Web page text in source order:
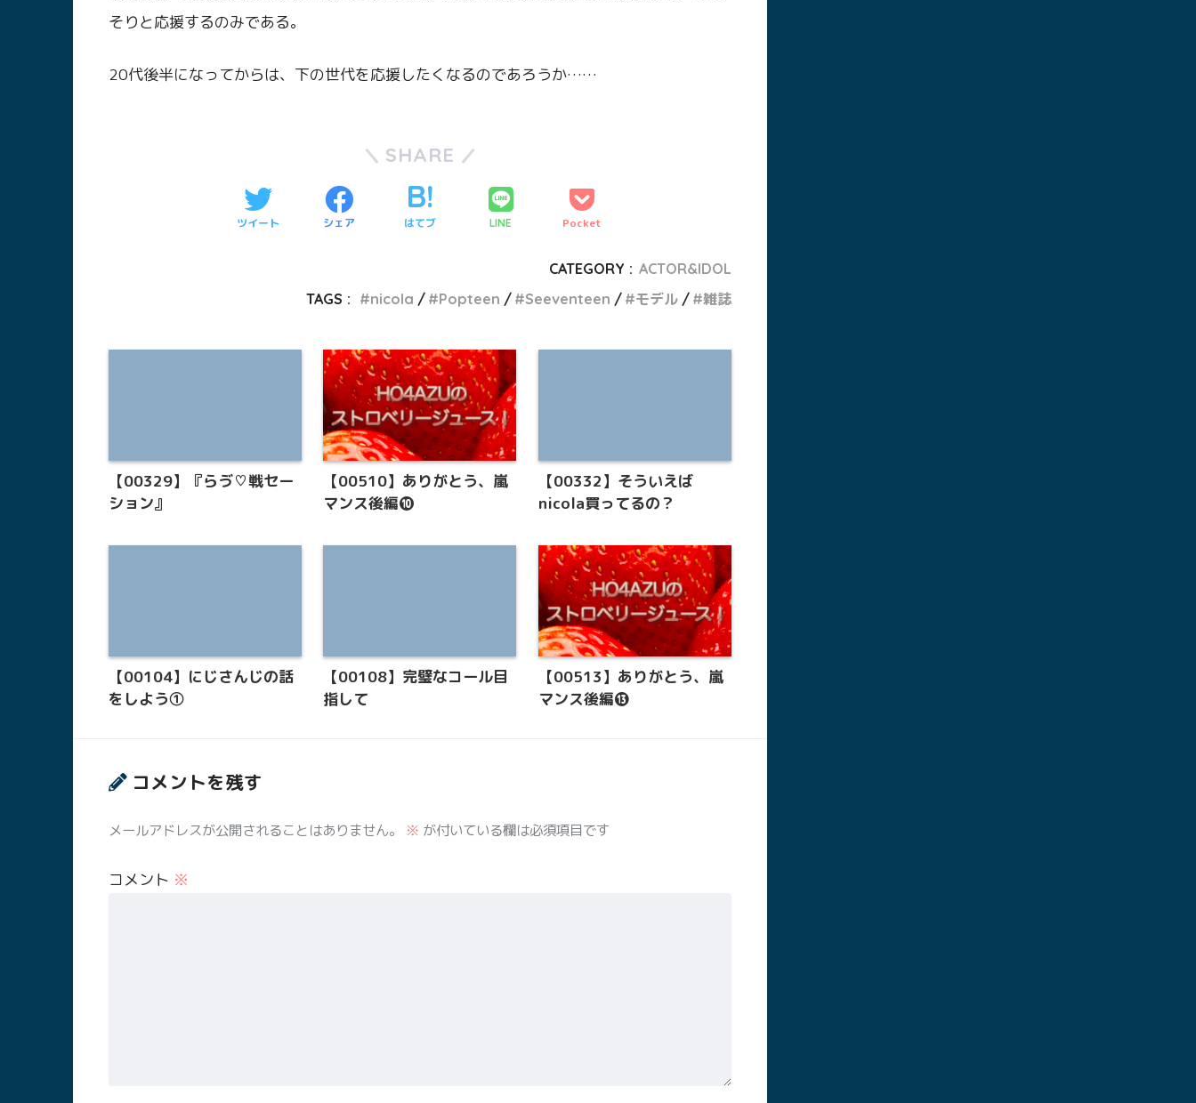
そりと応援するのみである。
20代後半になってからは、下の世代を応援したくなるのであろうか……
SHARE
ツイート シェア はてブ LINE Pocket
CATEGORY : ACTOR&IDOL
TAGS :
nicola Popteen Seeventeen モデル 雑誌
【00329】『らゔ♡戦セー
ション』
【00510】ありがとう、嵐
マンス後編❿
【00332】そういえば
nicola買ってるの？
【00104】にじさんじの話
をしよう①
【00108】完璧なコール目
指して
【00513】ありがとう、嵐
マンス後編⓭
コメントを残す
メールアドレスが公開されることはありません。 ※ が付いている欄は必須項目です
コメント ※